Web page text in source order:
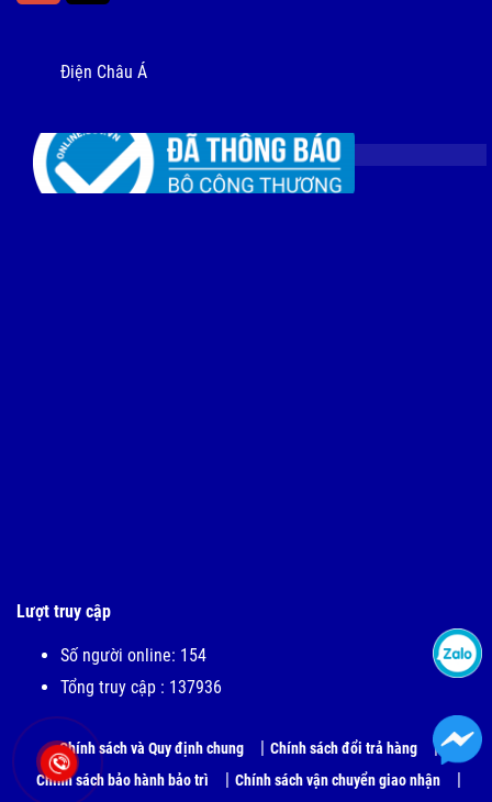
Điện Châu Á
Lượt truy cập
Số người online: 154
Tổng truy cập : 137936
Chính sách và Quy định chung
Chính sách đổi trả hàng
Chính sách bảo hành bảo trì
Chính sách vận chuyển giao nhận